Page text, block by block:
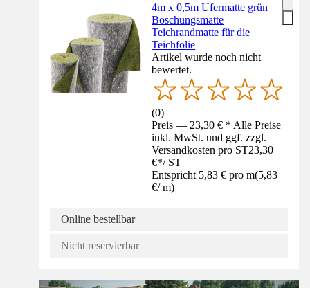
4m x 0,5m Ufermatte grün
Böschungsmatte
Teichrandmatte für die
Teichfolie
Artikel wurde noch nicht
bewertet.
(0)
Preis — 23,30 € * Alle Preise
inkl. MwSt. und ggf. zzgl.
Versandkosten pro ST23,30
€*/ ST
Entspricht 5,83 € pro m(5,83
€/ m)
Online bestellbar
Nicht reservierbar